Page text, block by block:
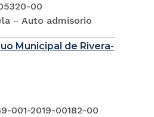
00
– Auto admisorio
Municipal de Rivera-
001-2019-00182-00